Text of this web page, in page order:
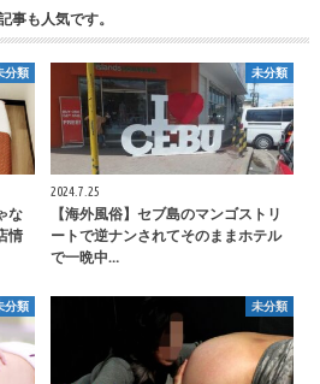
事も人気です。
分類
な
情
未分類
2024.7.25
【海外風俗】セブ島のマンゴストリ
ートで逆ナンされてそのままホテル
で一晩中…
分類 未分類